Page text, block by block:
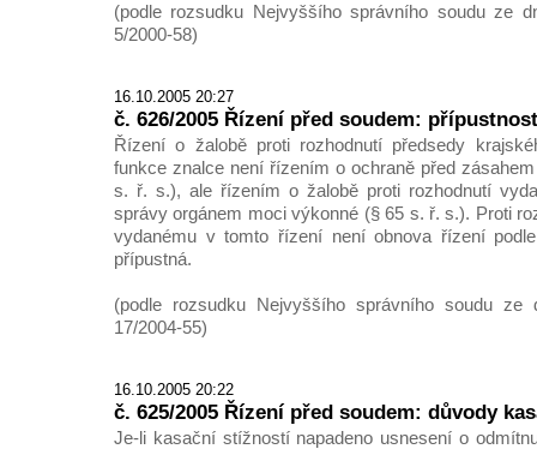
(podle rozsudku Nejvyššího správního soudu ze
5/2000-58)
16.10.2005 20:27
č. 626/2005 Řízení před soudem:
Řízení o žalobě proti rozhodnutí předsedy
funkce znalce není řízením o ochraně před
s. ř. s.), ale řízením o žalobě proti rozhodnutí
správy orgánem moci výkonné (§ 65 s. ř. s.). Proti
vydanému v tomto řízení není obnova řízení
přípustná.
(podle rozsudku Nejvyššího správního soudu ze
17/2004-55)
16.10.2005 20:22
č. 625/2005 Řízení před soudem: důvody
Je-li kasační stížností napadeno usnesení o